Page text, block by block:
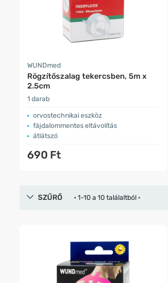
WUNDmed
Rögzítőszalag tekercsben, 5m x
2.5cm
1 darab
orvostechnikai eszköz
fájdalommentes eltávolítás
átlátszó
690 Ft
SZŰRŐ • 1-10 a 10 találaltból •